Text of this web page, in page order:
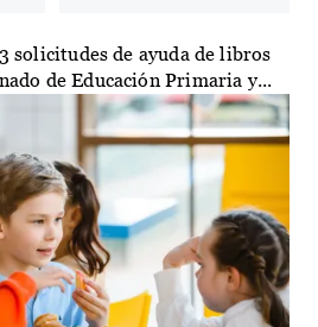
solicitudes de ayuda de libros
de Educación Primaria y...